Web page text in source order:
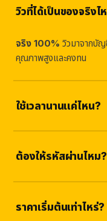
วิวที่ได้เป็นของจริงไ
จริง 100% วิวมาจากบั
คุณภาพสูงและคงทน
ใช้เวลานานแค่ไหน?
ธรรมชาติและปลอดภัย
ต้องให้รหัสผ่านไหม?
ปลอดภัยสูง
ราคาเริ่มต้นเท่าไหร่?